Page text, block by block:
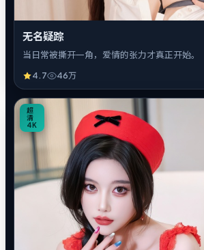
无名疑踪
当日常被撕开一角，爱情的张力才真正开始。
4.7 46万
超
清
4K